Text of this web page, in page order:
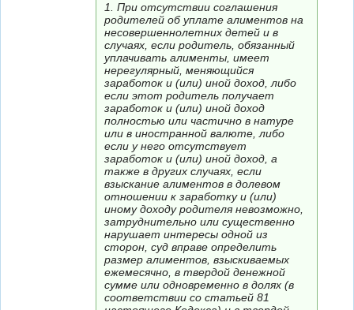
1. При отсутствии соглашения
родителей об уплате алиментов на
несовершеннолетних детей и в
случаях, если родитель, обязанный
уплачивать алименты, имеет
нерегулярный, меняющийся
заработок и (или) иной доход, либо
если этот родитель получает
заработок и (или) иной доход
полностью или частично в натуре
или в иностранной валюте, либо
если у него отсутствует
заработок и (или) иной доход, а
также в других случаях, если
взыскание алиментов в долевом
отношении к заработку и (или)
иному доходу родителя невозможно,
затруднительно или существенно
нарушает интересы одной из
сторон, суд вправе определить
размер алиментов, взыскиваемых
ежемесячно, в твердой денежной
сумме или одновременно в долях (в
соответствии со статьей 81